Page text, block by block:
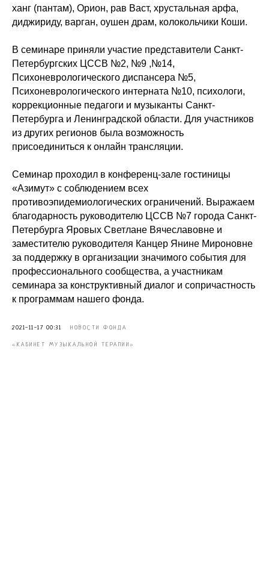
ханг (пантам), Орион, рав Васт, хрустальная арфа,
диджириду, варган, оушен драм, колокольчики Коши.
В семинаре приняли участие представители Санкт-
Петербургских ЦССВ №2, №9 ,№14,
Психоневрологического диспансера №5,
Психоневрологического интерната №10, психологи,
коррекционные педагоги и музыканты Санкт-
Петербурга и Ленинградской области. Для участников
из других регионов была возможность
присоединиться к онлайн трансляции.
Семинар проходил в конференц-зале гостиницы
«Азимут» с соблюдением всех
противоэпидемиологических ограничений. Выражаем
благодарность руководителю ЦССВ №7 города Санкт-
Петербурга Яровых Светлане Вячеславовне и
заместителю руководителя Канцер Янине Мироновне
за поддержку в организации значимого события для
профессионального сообщества, а участникам
семинара за конструктивный диалог и сопричастность
к программам нашего фонда.
2021-11-17 00:31 НОВОСТИ ФОНДА
«КАБИНЕТ МУЗЫКАЛЬНОЙ ТЕРАПИИ»